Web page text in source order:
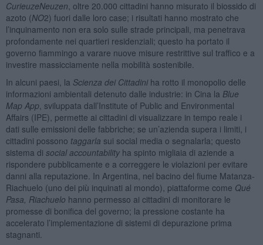
CurieuzeNeuzen , oltre 20.000 cittadini hanno misurato il biossido di
azoto (NO2) fuori dalle loro case; i risultati hanno mostrato che
l’inquinamento non era solo sulle strade principali, ma penetrava
profondamente nei quartieri residenziali; questo ha portato il
governo fiammingo a varare nuove misure restrittive sul traffico e a
investire massicciamente nella mobilità sostenibile.
In alcuni paesi, la Scienza dei Cittadiniha rotto il monopolio delle
informazioni ambientali detenuto dalle industrie: in Cina la Blue
Map App , sviluppata dall’Institute of Public and Environmental
Affairs (IPE), permette ai cittadini di visualizzare in tempo reale i
dati sulle emissioni delle fabbriche; se un’azienda supera i limiti, i
cittadini possono taggarla sui social media o segnalarla; questo
sistema di social accountabilityha spinto migliaia di aziende a
rispondere pubblicamente e a correggere le violazioni per evitare
danni alla reputazione. In Argentina, nel bacino del fiume Matanza-
Riachuelo (uno dei più inquinati al mondo), piattaforme come Qué
Pasa, Riachuelo hanno permesso ai cittadini di monitorare le
promesse di bonifica del governo; la pressione costante ha
accelerato l’implementazione di sistemi di depurazione prima
stagnanti.